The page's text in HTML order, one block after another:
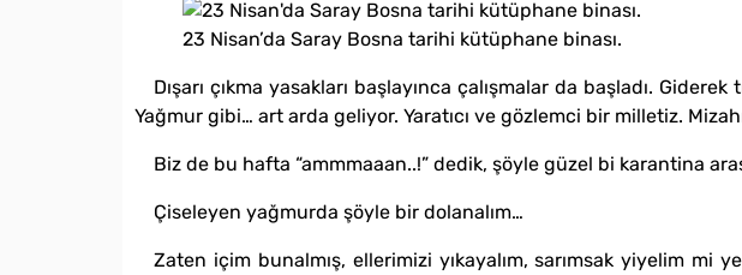
23 Nisan’da Saray Bosna tarihi kütüphane binası.
Dışarı çıkma yasakları başlayınca çalışmalar da başladı.
Yağmur gibi… art arda geliyor. Yaratıcı ve gözlemci bir milletiz.
Biz de bu hafta “ammmaaan..!” dedik, şöyle güzel bi karantina
Çiseleyen yağmurda şöyle bir dolanalım…
Zaten içim bunalmış, ellerimizi yıkayalım, sarımsak yiyelim